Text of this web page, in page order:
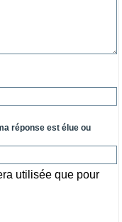
réponse est élue ou
utilisée que pour